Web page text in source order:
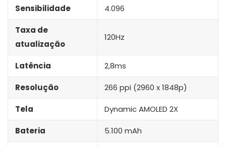
Sensibilidade 4.096
Taxa de
atualização
120Hz
Latência 2,8ms
Resolução 266 ppi (2960 x 1848p)
Tela Dynamic AMOLED 2X
Bateria 5.100 mAh